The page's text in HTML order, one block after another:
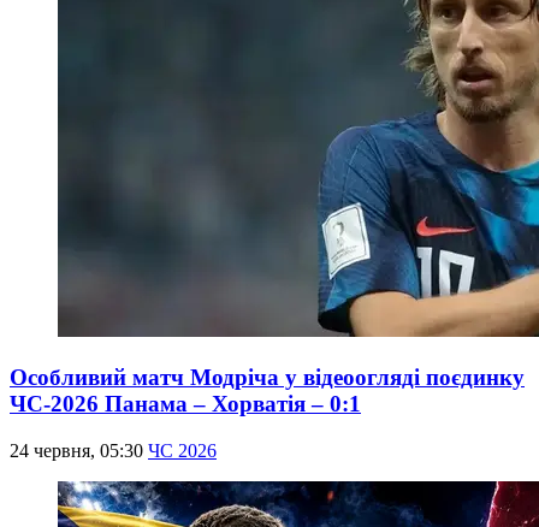
Особливий матч Модріча у відеоогляді поєдинку
ЧС-2026 Панама – Хорватія – 0:1
24 червня, 05:30 ЧС 2026